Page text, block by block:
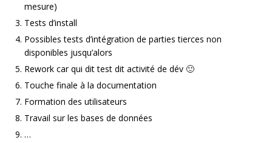
mesure)
Tests d’install
Possibles tests d’intégration de parties tierces non
disponibles jusqu’alors
Rework car qui dit test dit activité de dév 🙂
Touche finale à la documentation
Formation des utilisateurs
Travail sur les bases de données
…